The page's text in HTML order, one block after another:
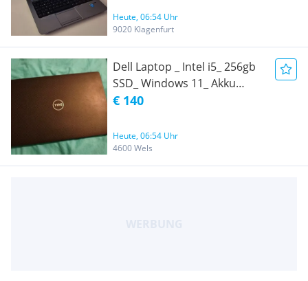
Heute, 06:54 Uhr
9020 Klagenfurt
Dell Laptop _ Intel i5_ 256gb
SSD_ Windows 11_ Akku
Excellent, Ladegerät
€ 140
Heute, 06:54 Uhr
4600 Wels